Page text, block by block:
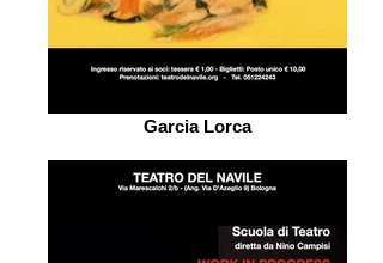
Garcia Lorca